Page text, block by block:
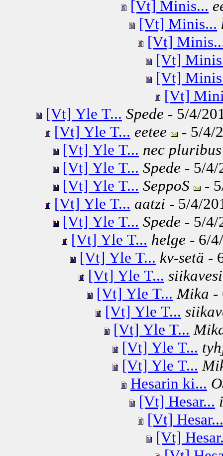
[Vt] Minis...
[Vt] Minis...
[Vt]
[Vt]
[Vt]
[Vt]
[Vt] Yle T... Spede - 5/4/
[Vt] Yle T... eetee
- 5/4/
[Vt] Yle T... nec
[Vt] Yle T... Spede - 5/4/
[Vt] Yle T... SeppoS
-
[Vt] Yle T... aatzi - 5/4/
[Vt] Yle T... Spede - 5/4/
[Vt] Yle T... helge - 6/
[Vt] Yle T... kv-setä -
[Vt] Yle T... siikavesi
[Vt] Yle T... Mika -
[Vt] Yle T...
[Vt] Yle T...
[Vt] Yle T...
[Vt] Yle T...
Hesarin ki...
[Vt] Hesar...
[Vt] Hesar...
[Vt]